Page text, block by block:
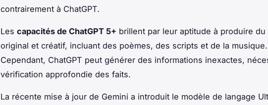
contrairement à ChatGPT.
Les capacités de ChatGPT 5+ brillent par leur aptitude à produire du
original et créatif, incluant des poèmes, des scripts et de la musique.
Cependant, ChatGPT peut générer des informations inexactes,
vérification approfondie des faits.
La récente mise à jour de Gemini a introduit le modèle de langage